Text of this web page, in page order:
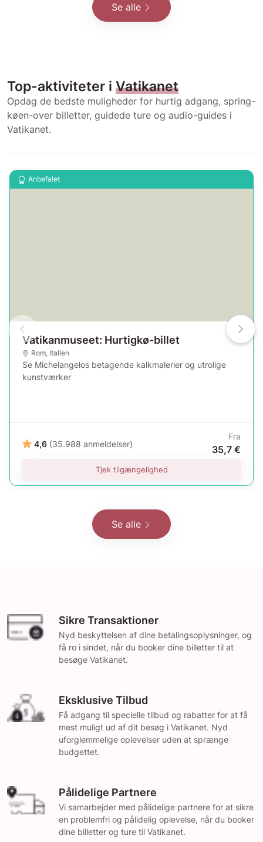
Se alle
Top-aktiviteter i Vatikanet
Opdag de bedste muligheder for hurtig adgang, spring-
køen-over billetter, guidede ture og audio-guides i
Vatikanet.
Anbefalet
Vatikanmuseet: Hurtigkø-billet
Rom, Italien
Se Michelangelos betagende kalkmalerier og utrolige
kunstværker
4,6 (35.988 anmeldelser)
Fra
35,7 €
Tjek tilgængelighed
Se alle
Sikre Transaktioner
Nyd beskyttelsen af dine betalingsoplysninger, og
få ro i sindet, når du booker dine billetter til at
besøge Vatikanet.
Eksklusive Tilbud
Få adgang til specielle tilbud og rabatter for at få
mest muligt ud af dit besøg i Vatikanet. Nyd
uforglemmelige oplevelser uden at sprænge
budgettet.
Pålidelige Partnere
Vi samarbejder med pålidelige partnere for at sikre
en problemfri og pålidelig oplevelse, når du booker
dine billetter og ture til Vatikanet.